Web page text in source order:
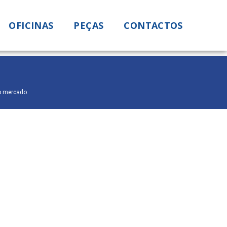
OFICINAS PEÇAS CONTACTOS
mercado.